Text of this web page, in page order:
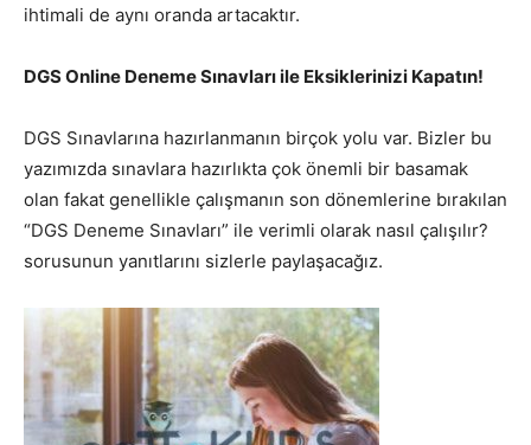
ihtimali de aynı oranda artacaktır.
DGS Online Deneme Sınavları ile Eksiklerinizi Kapatın!
DGS Sınavlarına hazırlanmanın birçok yolu var. Bizler bu
yazımızda sınavlara hazırlıkta çok önemli bir basamak
olan fakat genellikle çalışmanın son dönemlerine bırakılan
“DGS Deneme Sınavları” ile verimli olarak nasıl çalışılır?
sorusunun yanıtlarını sizlerle paylaşacağız.